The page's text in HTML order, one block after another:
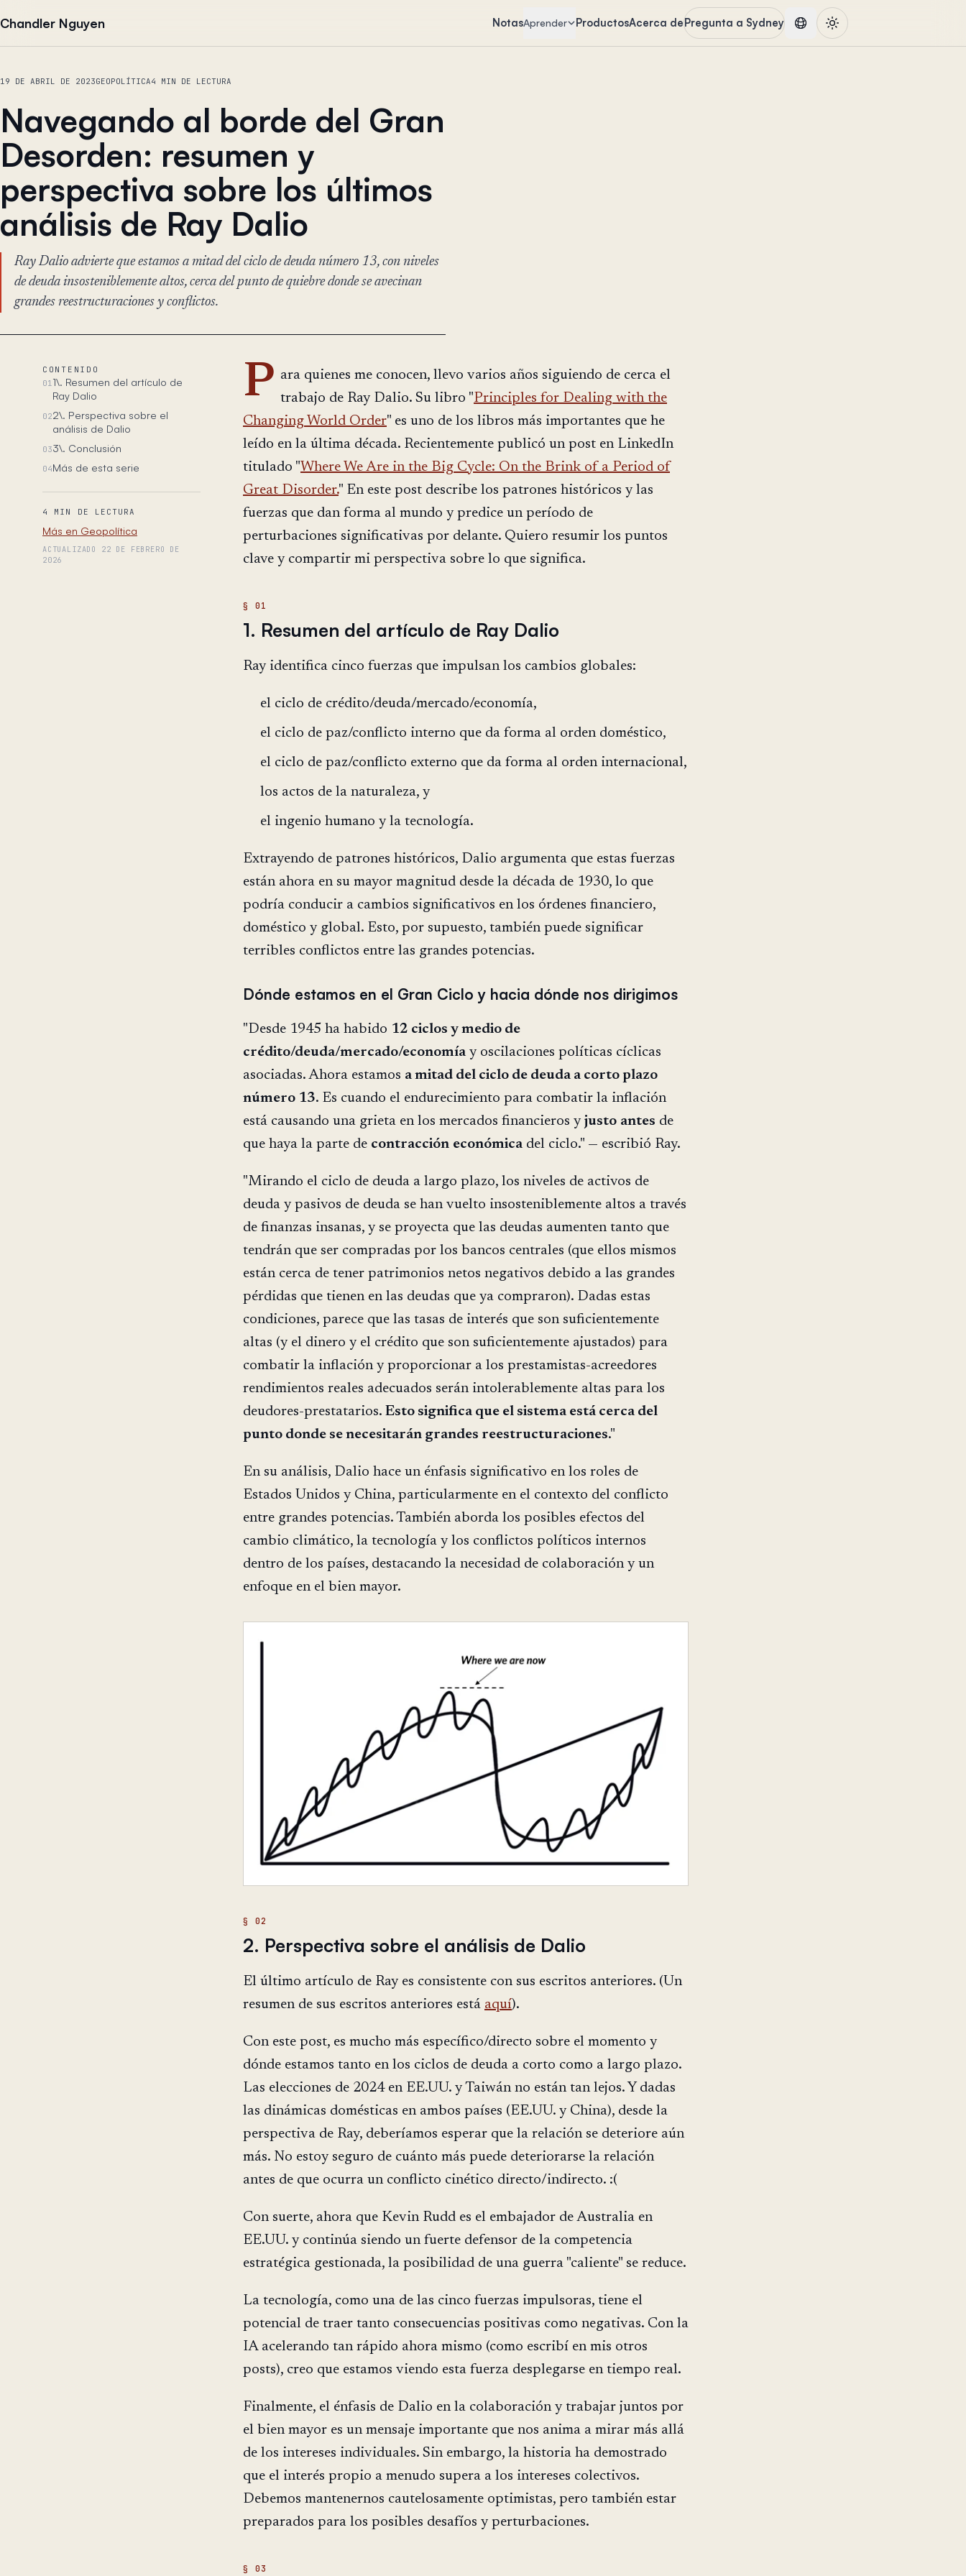
Chandler Nguyen NotasAprender ProductosAcerca dePregunta a Sydney
19 DE ABRIL DE 2023GEOPOLÍTICA4 MIN DE LECTURA
Navegando al borde del Gran
Desorden: resumen y
perspectiva sobre los últimos
análisis de Ray Dalio
Ray Dalio advierte que estamos a mitad del ciclo de deuda número 13, con niveles
de deuda insosteniblemente altos, cerca del punto de quiebre donde se avecinan
grandes reestructuraciones y conflictos.
CONTENIDO
011\. Resumen del artículo de
Ray Dalio
022\. Perspectiva sobre el
análisis de Dalio
033\. Conclusión
04Más de esta serie
4 MIN DE LECTURA
Más en Geopolítica
ACTUALIZADO 22 DE FEBRERO DE
2026
P ara quienes me conocen, llevo varios años siguiendo de cerca el
trabajo de Ray Dalio. Su libro "Principles for Dealing with the
Changing World Order" es uno de los libros más importantes que he
leído en la última década. Recientemente publicó un post en LinkedIn
titulado "Where We Are in the Big Cycle: On the Brink of a Period of
Great Disorder." En este post describe los patrones históricos y las
fuerzas que dan forma al mundo y predice un período de
perturbaciones significativas por delante. Quiero resumir los puntos
clave y compartir mi perspectiva sobre lo que significa.
1. Resumen del artículo de Ray Dalio
Ray identifica cinco fuerzas que impulsan los cambios globales:
el ciclo de crédito/deuda/mercado/economía,
el ciclo de paz/conflicto interno que da forma al orden doméstico,
el ciclo de paz/conflicto externo que da forma al orden internacional,
los actos de la naturaleza, y
el ingenio humano y la tecnología.
Extrayendo de patrones históricos, Dalio argumenta que estas fuerzas
están ahora en su mayor magnitud desde la década de 1930, lo que
podría conducir a cambios significativos en los órdenes financiero,
doméstico y global. Esto, por supuesto, también puede significar
terribles conflictos entre las grandes potencias.
Dónde estamos en el Gran Ciclo y hacia dónde nos dirigimos
"Desde 1945 ha habido 12 ciclos y medio de
crédito/deuda/mercado/economíay oscilaciones políticas cíclicas
asociadas. Ahora estamos a mitad del ciclo de deuda a corto plazo
número 13. Es cuando el endurecimiento para combatir la inflación
está causando una grieta en los mercados financieros y justo antes de
que haya la parte de contracción económicadel ciclo." — escribió Ray.
"Mirando el ciclo de deuda a largo plazo, los niveles de activos de
deuda y pasivos de deuda se han vuelto insosteniblemente altos a través
de finanzas insanas, y se proyecta que las deudas aumenten tanto que
tendrán que ser compradas por los bancos centrales (que ellos mismos
están cerca de tener patrimonios netos negativos debido a las grandes
pérdidas que tienen en las deudas que ya compraron). Dadas estas
condiciones, parece que las tasas de interés que son suficientemente
altas (y el dinero y el crédito que son suficientemente ajustados) para
combatir la inflación y proporcionar a los prestamistas-acreedores
rendimientos reales adecuados serán intolerablemente altas para los
deudores-prestatarios. Esto significa que el sistema está cerca del
punto donde se necesitarán grandes reestructuraciones."
En su análisis, Dalio hace un énfasis significativo en los roles de
Estados Unidos y China, particularmente en el contexto del conflicto
entre grandes potencias. También aborda los posibles efectos del
cambio climático, la tecnología y los conflictos políticos internos
dentro de los países, destacando la necesidad de colaboración y un
enfoque en el bien mayor.
2. Perspectiva sobre el análisis de Dalio
El último artículo de Ray es consistente con sus escritos anteriores. (Un
resumen de sus escritos anteriores está aquí).
Con este post, es mucho más específico/directo sobre el momento y
dónde estamos tanto en los ciclos de deuda a corto como a largo plazo.
Las elecciones de 2024 en EE.UU. y Taiwán no están tan lejos. Y dadas
las dinámicas domésticas en ambos países (EE.UU. y China), desde la
perspectiva de Ray, deberíamos esperar que la relación se deteriore aún
más. No estoy seguro de cuánto más puede deteriorarse la relación
antes de que ocurra un conflicto cinético directo/indirecto. :(
Con suerte, ahora que Kevin Rudd es el embajador de Australia en
EE.UU. y continúa siendo un fuerte defensor de la competencia
estratégica gestionada, la posibilidad de una guerra "caliente" se reduce.
La tecnología, como una de las cinco fuerzas impulsoras, tiene el
potencial de traer tanto consecuencias positivas como negativas. Con la
IA acelerando tan rápido ahora mismo (como escribí en mis otros
posts), creo que estamos viendo esta fuerza desplegarse en tiempo real.
Finalmente, el énfasis de Dalio en la colaboración y trabajar juntos por
el bien mayor es un mensaje importante que nos anima a mirar más allá
de los intereses individuales. Sin embargo, la historia ha demostrado
que el interés propio a menudo supera a los intereses colectivos.
Debemos mantenernos cautelosamente optimistas, pero también estar
preparados para los posibles desafíos y perturbaciones.